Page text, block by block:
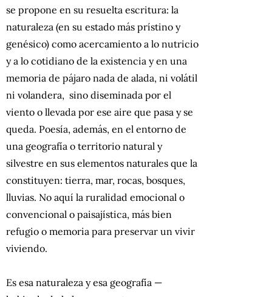
se propone en su resuelta escritura: la
naturaleza (en su estado más prístino y
genésico) como acercamiento a lo nutricio
y a lo cotidiano de la existencia y en una
memoria de pájaro nada de alada, ni volátil
ni volandera, sino diseminada por el
viento o llevada por ese aire que pasa y se
queda. Poesía, además, en el entorno de
una geografía o territorio natural y
silvestre en sus elementos naturales que la
constituyen: tierra, mar, rocas, bosques,
lluvias. No aquí la ruralidad emocional o
convencional o paisajística, más bien
refugio o memoria para preservar un vivir
viviendo.
Es esa naturaleza y esa geografía —